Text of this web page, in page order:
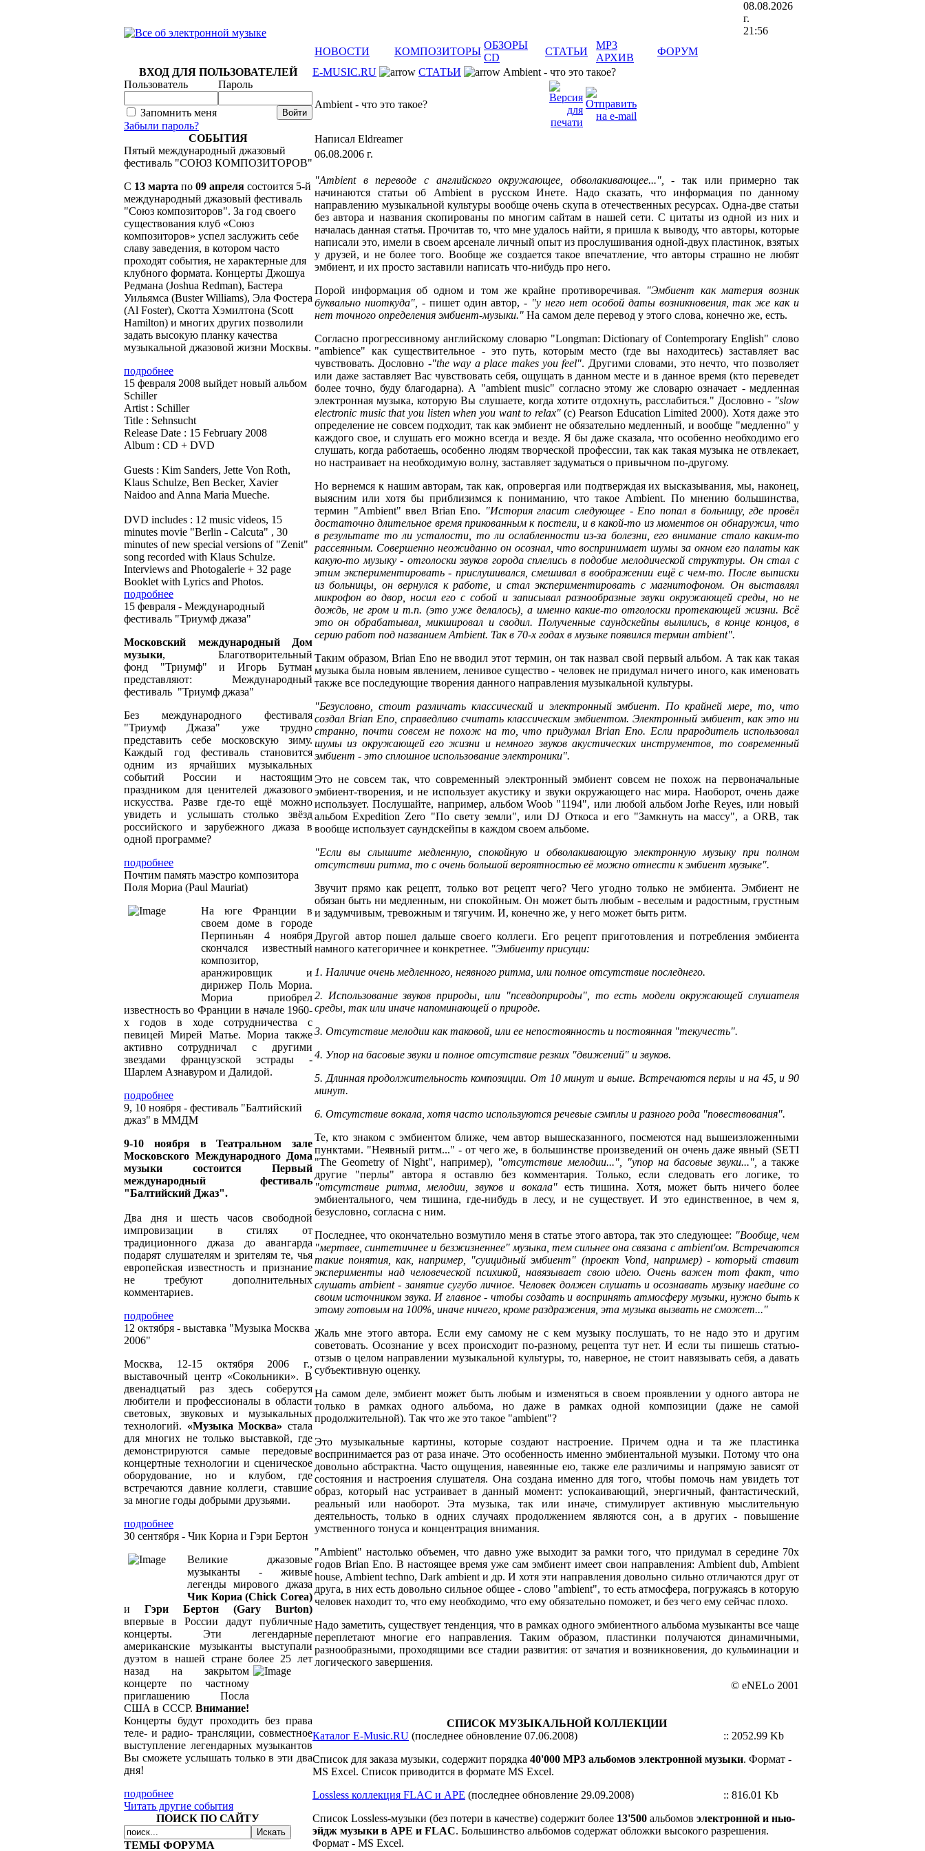
08.08.2026
г.
21:56
НОВОСТИ
КОМПОЗИТОРЫ
ОБЗОРЫ
CD
СТАТЬИ
MP3
АРХИВ
ФОРУМ
ВХОД ДЛЯ ПОЛЬЗОВАТЕЛЕЙ
Пользователь
Пароль
Запомнить меня
Забыли пароль?
СОБЫТИЯ
Пятый международный джазовый
фестиваль "СОЮЗ КОМПОЗИТОРОВ"
C 13 марта по 09 апреля состоится 5-й
международный джазовый фестиваль
"Союз композиторов". За год своего
существования клуб «Союз
композиторов» успел заслужить себе
славу заведения, в котором часто
проходят события, не характерные для
клубного формата. Концерты Джошуа
Редмана (Joshua Redman), Бастера
Уильямса (Buster Williams), Эла Фостера
(Al Foster), Скотта Хэмилтона (Scott
Hamilton) и многих других позволили
задать высокую планку качества
музыкальной джазовой жизни Москвы.
подробнее
15 февраля 2008 выйдет новый альбом
Schiller
Artist : Schiller
Title : Sehnsucht
Release Date : 15 February 2008
Album : CD + DVD
Guests : Kim Sanders, Jette Von Roth,
Klaus Schulze, Ben Becker, Xavier
Naidoo and Anna Maria Mueche.
DVD includes : 12 music videos, 15
minutes movie "Berlin - Calcuta" , 30
minutes of new special versions of "Zenit"
song recorded with Klaus Schulze.
Interviews and Photogalerie + 32 page
Booklet with Lyrics and Photos.
подробнее
15 февраля - Международный
фестиваль "Триумф джаза"
Московский международный Дом
музыки, Благотворительный
фонд "Триумф" и Игорь Бутман
представляют: Международный
фестиваль "Триумф джаза"
Без международного фестиваля
"Триумф Джаза" уже трудно
представить себе московскую зиму.
Каждый год фестиваль становится
одним из ярчайших музыкальных
событий России и настоящим
праздником для ценителей джазового
искусства. Разве где-то ещё можно
увидеть и услышать столько звёзд
российского и зарубежного джаза в
одной программе?
подробнее
Почтим память маэстро композитора
Поля Мориа (Paul Mauriat)
На юге Франции в
своем доме в городе
Перпиньян 4 ноября
скончался известный
композитор,
аранжировщик и
дирижер Поль Мориа.
Мориа приобрел
известность во Франции в начале 1960-
х годов в ходе сотрудничества с
певицей Мирей Матье. Мориа также
активно сотрудничал с другими
звездами французской эстрады -
Шарлем Азнавуром и Далидой.
подробнее
9, 10 ноября - фестиваль "Балтийский
джаз" в ММДМ
9-10 ноября в Театральном зале
Московского Международного Дома
музыки состоится Первый
международный фестиваль
"Балтийский Джаз".
Два дня и шесть часов свободной
импровизации в стилях от
традиционного джаза до авангарда
подарят слушателям и зрителям те, чья
европейская известность и признание
не требуют дополнительных
комментариев.
подробнее
12 октября - выставка "Музыка Москва
2006"
Москва, 12-15 октября 2006 г.,
выставочный центр «Сокольники». В
двенадцатый раз здесь соберутся
любители и профессионалы в области
световых, звуковых и музыкальных
технологий. «Музыка Москва» стала
для многих не только выставкой, где
демонстрируются самые передовые
концертные технологии и сценическое
оборудование, но и клубом, где
встречаются давние коллеги, ставшие
за многие годы добрыми друзьями.
подробнее
30 сентября - Чик Кориа и Гэри Бертон
Великие джазовые
музыканты - живые
легенды мирового джаза
Чик Кориа (Chick Corea)
и Гэри Бертон (Gary Burton)
впервые в России дадут публичные
концерты. Эти легендарные
американские музыканты выступали
дуэтом в нашей стране более 25 лет
назад на закрытом
концерте по частному
приглашению Посла
США в СССР. Внимание!
Концерты будут проходить без права
теле- и радио- трансляции, совместное
выступление легендарных музыкантов
Вы сможете услышать только в эти два
дня!
подробнее
Читать другие события
ПОИСК ПО САЙТУ
ТЕМЫ ФОРУМА
E-MUSIC.RU СТАТЬИ Ambient - что это такое?
Ambient - что это такое?
Написал Eldreamer
06.08.2006 г.
"Ambient в переводе с английского окружающее, обволакивающее...",
- так или примерно так
начинаются статьи об Ambient в русском Инете. Надо сказать, что информация по данному
направлению музыкальной культуры вообще очень скупа в отечественных ресурсах. Одна-две статьи
без автора и названия скопированы по многим сайтам в нашей сети. С цитаты из одной из них и
началась данная статья. Прочитав то, что мне удалось найти, я пришла к выводу, что авторы, которые
написали это, имели в своем арсенале личный опыт из прослушивания одной-двух пластинок, взятых
у друзей, и не более того. Вообще же создается такое впечатление, что авторы страшно не любят
эмбиент, и их просто заставили написать что-нибудь про него.
Порой информация об одном и том же крайне противоречивая.
"Эмбиент как материя возник
буквально ниоткуда", - пишет один автор, - "у него нет особой даты возникновения, так же как и
нет точного определения эмбиент-музыки." На самом деле перевод у этого слова, конечно же, есть.
Согласно прогрессивному английскому словарю "Longman: Dictionary of Contemporary English" слово
"ambience" как существительное - это путь, которым место (где вы находитесь) заставляет вас
чувствовать. Дословно -"the way a place makes you feel". Другими словами, это нечто, что позволяет
или даже заставляет Вас чувствовать себя, ощущать в данном месте и в данное время (кто переведет
более точно, буду благодарна). А "ambient music" согласно этому же словарю означает - медленная
электронная музыка, которую Вы слушаете, когда хотите отдохнуть, расслабиться." Дословно - "slow
electronic music that you listen when you want to relax"(c) Pearson Education Limited 2000). Хотя даже это
определение не совсем подходит, так как эмбиент не обязательно медленный, и вообще "медленно" у
каждого свое, и слушать его можно всегда и везде. Я бы даже сказала, что особенно необходимо его
слушать, когда работаешь, особенно людям творческой профессии, так как такая музыка не отвлекает,
но настраивает на необходимую волну, заставляет задуматься о привычном по-другому.
Но вернемся к нашим авторам, так как, опровергая или подтверждая их высказывания, мы, наконец,
выясним или хотя бы приблизимся к пониманию, что такое Ambient. По мнению большинства,
термин "Ambient" ввел Brian Eno. "История гласит следующее - Eno попал в больницу, где провёл
достаточно длительное время прикованным к постели, и в какой-то из моментов он обнаружил, что
в результате то ли усталости, то ли ослабленности из-за болезни, его внимание стало каким-то
рассеянным. Совершенно неожиданно он осознал, что воспринимает шумы за окном его палаты как
какую-то музыку - отголоски звуков города сплелись в подобие мелодической структуры. Он стал с
этим экспериментировать - прислушивался, смешивал в воображении ещё с чем-то. После выписки
из больницы, он вернулся к работе, и стал экспериментировать с магнитофоном. Он выставлял
микрофон во двор, носил его с собой и записывал разнообразные звуки окружающей среды, но не
дождь, не гром и т.п. (это уже делалось), а именно какие-то отголоски протекающей жизни. Всё
это он обрабатывал, микшировал и сводил. Полученные саундскейпы вылились, в конце концов, в
серию работ под названием Ambient. Так в 70-х годах в музыке появился термин ambient".
Таким образом, Brian Eno не вводил этот термин, он так назвал свой первый альбом. А так как такая
музыка была новым явлением, ленивое существо - человек не придумал ничего иного, как именовать
также все последующие творения данного направления музыкальной культуры.
"Безусловно, стоит различать классический и электронный эмбиент. По крайней мере, то, что
создал Brian Eno, справедливо считать классическим эмбиентом. Электронный эмбиент, как это ни
странно, почти совсем не похож на то, что придумал Brian Eno. Если прародитель использовал
шумы из окружающей его жизни и немного звуков акустических инструментов, то современный
эмбиент - это сплошное использование электроники".
Это не совсем так, что современный электронный эмбиент совсем не похож на первоначальные
эмбиент-творения, и не использует акустику и звуки окружающего нас мира. Наоборот, очень даже
использует. Послушайте, например, альбом Woob "1194", или любой альбом Jorhe Reyes, или новый
альбом Expedition Zero "По свету земли", или DJ Откоса и его "Замкнуть на массу", а ORB, так
вообще использует саундскейпы в каждом своем альбоме.
"Если вы слышите медленную, спокойную и обволакивающую электронную музыку при полном
отсутствии ритма, то с очень большой вероятностью её можно отнести к эмбиент музыке".
Звучит прямо как рецепт, только вот рецепт чего? Чего угодно только не эмбиента. Эмбиент не
обязан быть ни медленным, ни спокойным. Он может быть любым - веселым и радостным, грустным
и задумчивым, тревожным и тягучим. И, конечно же, у него может быть ритм.
Другой автор пошел дальше своего коллеги. Его рецепт приготовления и потребления эмбиента
намного категоричнее и конкретнее. "Эмбиенту присущи:
1. Наличие очень медленного, неявного ритма, или полное отсутствие последнего.
2. Использование звуков природы, или "псевдоприроды", то есть модели окружающей слушателя
среды, так или иначе напоминающей о природе.
3. Отсутствие мелодии как таковой, или ее непостоянность и постоянная "текучесть".
4. Упор на басовые звуки и полное отсутствие резких "движений" и звуков.
5. Длинная продолжительность композиции. От 10 минут и выше. Встречаются перлы и на 45, и 90
минут.
6. Отсутствие вокала, хотя часто используются речевые сэмплы и разного рода "повествования".
Те, кто знаком с эмбиентом ближе, чем автор вышесказанного, посмеются над вышеизложенными
пунктами. "Неявный ритм..." - от чего же, в большинстве произведений он очень даже явный (SETI
"The Geometry of Night", например), "отсутствие мелодии...", "упор на басовые звуки...",
а также
другие "перлы" автора я оставлю без комментария. Только, если следовать его логике, то
"отсутствие ритма, мелодии, звуков и вокала"есть тишина. Хотя, может быть ничего более
эмбиентального, чем тишина, где-нибудь в лесу, и не существует. И это единственное, в чем я,
безусловно, согласна с ним.
Последнее, что окончательно возмутило меня в статье этого автора, так это следующее: "Вообще, чем
"мертвее, синтетичнее и безжизненнее" музыка, тем сильнее она связана с ambient'ом. Встречаются
такие понятия, как, например, "суицидный эмбиент" (проект Vond, например) - который ставит
эксперименты над человеческой психикой, навязывает свою идею. Очень важен тот факт, что
слушать ambient - занятие сугубо личное. Человек должен слушать и осознавать музыку наедине со
своим источником звука. И главное - чтобы создать и воспринять атмосферу музыки, нужно быть к
этому готовым на 100%, иначе ничего, кроме раздражения, эта музыка вызвать не сможет..."
Жаль мне этого автора. Если ему самому не с кем музыку послушать, то не надо это и другим
советовать. Осознание у всех происходит по-разному, рецепта тут нет. И если ты пишешь статью-
отзыв о целом направлении музыкальной культуры, то, наверное, не стоит навязывать себя, а давать
субъективную оценку.
На самом деле, эмбиент может быть любым и изменяться в своем проявлении у одного автора не
только в рамках одного альбома, но даже в рамках одной композиции (даже не самой
продолжительной). Так что же это такое "ambient"?
Это музыкальные картины, которые создают настроение. Причем одна и та же пластинка
воспринимается раз от раза иначе. Это особенность именно эмбиентальной музыки. Потому что она
довольно абстрактна. Часто ощущения, навеянные ею, также еле различимы и напрямую зависят от
состояния и настроения слушателя. Она создана именно для того, чтобы помочь нам увидеть тот
образ, который нас устраивает в данный момент: успокаивающий, энергичный, фантастический,
реальный или наоборот. Эта музыка, так или иначе, стимулирует активную мыслительную
деятельность, только в одних случаях продолжением являются сон, а в других - повышение
умственного тонуса и концентрация внимания.
"Ambient" настолько объемен, что давно уже выходит за рамки того, что придумал в середине 70х
годов Brian Eno. В настоящее время уже сам эмбиент имеет свои направления: Ambient dub, Ambient
house, Ambient techno, Dark ambient и др. И хотя эти направления довольно сильно отличаются друг от
друга, в них есть довольно сильное общее - слово "ambient", то есть атмосфера, погружаясь в которую
человек находит то, что ему необходимо, что ему обязательно поможет, и без чего ему сейчас плохо.
Надо заметить, существует тенденция, что в рамках одного эмбиентного альбома музыканты все чаще
переплетают многие его направления. Таким образом, пластинки получаются динамичными,
разнообразными, проходящими все стадии развития: от зачатия и возникновения, до кульминации и
логического завершения.
© eNELo 2001
СПИСОК МУЗЫКАЛЬНОЙ КОЛЛЕКЦИИ
Каталог E-Music.RU (последнее обновление 07.06.2008)
:: 2052.99 Kb
Список для заказа музыки, содержит порядка 40'000 MP3 альбомов электронной музыки. Формат -
MS Excel. Список приводится в формате MS Excel.
Lossless коллекция FLAC и APE (последнее обновление 29.09.2008)
:: 816.01 Kb
Список Lossless-музыки (без потери в качестве) содержит более 13'500 альбомов электронной и нью-
эйдж музыки в APE и FLAC. Большинство альбомов содержат обложки высокого разрешения.
Формат - MS Excel.